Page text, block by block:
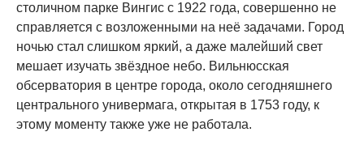
столичном парке Вингис с 1922 года, совершенно не
справляется с возложенными на неё задачами. Город
ночью стал слишком яркий, а даже малейший свет
мешает изучать звёздное небо. Вильнюсская
обсерватория в центре города, около сегодняшнего
центрального универмага, открытая в 1753 году, к
этому моменту также уже не работала.